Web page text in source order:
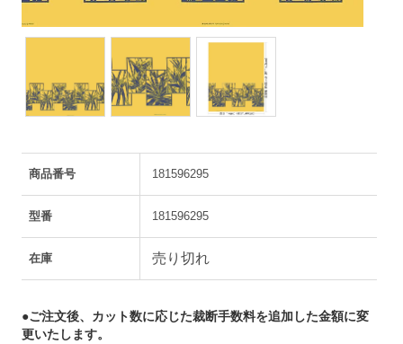
商品番号 181596295
型番 181596295
在庫 売り切れ
●ご注文後、カット数に応じた裁断手数料を追加した金額に変
更いたします。